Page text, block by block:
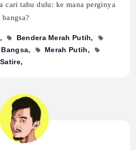
cari tahu dulu: ke mana perginya
Bendera Merah Putih
Merah Putih
Satire